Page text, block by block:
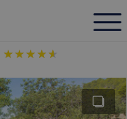
★★★★★
★★★★★